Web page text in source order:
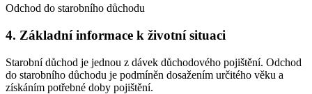
Odchod do starobního důchodu
4. Základní informace k životní situaci
Starobní důchod je jednou z dávek důchodového pojištění. Odchod
do starobního důchodu je podmíněn dosažením určitého věku a
získáním potřebné doby pojištění.